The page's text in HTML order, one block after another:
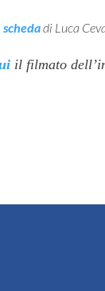
schedadi Luca
il filmato